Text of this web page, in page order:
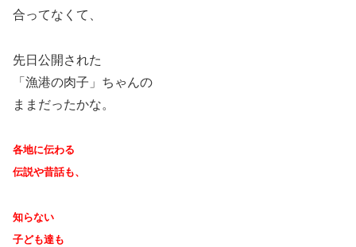
合ってなくて、
先日公開された
「漁港の肉子」ちゃんの
ままだったかな。
各地に伝わる
伝説や昔話も、
知らない
子ども達も